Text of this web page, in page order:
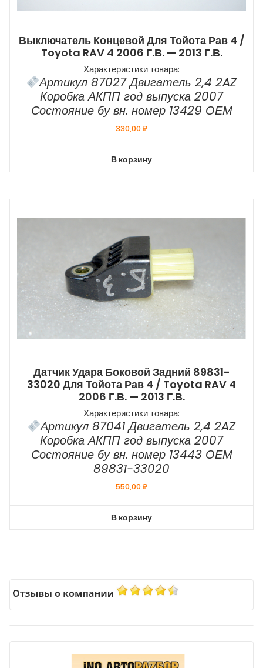
Выключатель Концевой Для Тойота Рав 4 /
Toyota RAV 4 2006 Г.в. — 2013 Г.в.
Характеристики товара:
Артикул 87027 Двигатель 2,4 2AZ
Коробка АКПП год выпуска 2007
Состояние бу вн. номер 13429 ОЕМ
330,00₽
В корзину
Датчик Удара Боковой Задний 89831-
33020 Для Тойота Рав 4 / Toyota RAV 4
2006 Г.в. — 2013 Г.в.
Характеристики товара:
Артикул 87041 Двигатель 2,4 2AZ
Коробка АКПП год выпуска 2007
Состояние бу вн. номер 13443 ОЕМ
89831-33020
550,00₽
В корзину